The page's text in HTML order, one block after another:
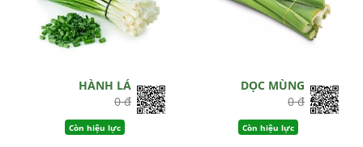
HÀNH LÁ
0 đ
Còn hiệu lực
DỌC MÙNG
0 đ
Còn hiệu lực